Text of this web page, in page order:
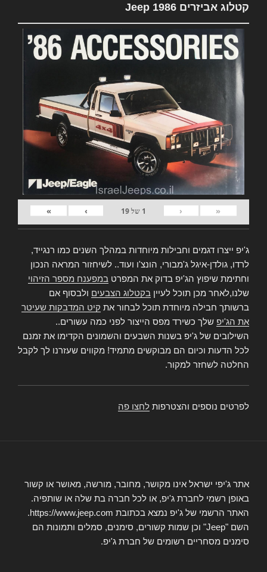
קטלוג אביזרים Jeep 1986
«
‹
1 של19
›
»
ג'יפ ייצרו דגמים וחבילות מיוחדות במהלך השנים כמו רנגייד,
לרדו, גולדן-איגל ג'מבורי, הונצ'ו ועוד.. לשיחזור המראה הנכון
וחתימת שיפוץ הג'יפ בדוק את המפרט במפענח מספר הזיהוי
שלנו,לאחר מכן תוכל לעיין בקטלוג הצבעים ולבסוף אם
ברשותך חבילה מיוחדת תוכל לבחור את קיט המדבקות שעיטר
את הג'יפ שלך כשירד מפס הייצור לפני כמה עשורים..
השילובים של ג'יפ בשנות השבעים והשמונים הקדימו את זמנם
לכל הדעות וכיום הם מבוקשים מתמיד! מקווים שעזרנו לך לקבל
החלטה לשחזר למקור.
לפרטים נוספים והצטרפות לחצו פה
אתר ג'יפי ישראל אינו מקושר, מחובר, מורשה, מאושר או קשור
באופן רשמי לחברת ג'יפ, או לכל חברה בת שלה או שותפיה.
האתר הרשמי של ג'יפ נמצא בכתובת https://www.jeep.com.
השם "Jeep" וכן שמות קשורים, סימנים, סמלים ותמונות הם
סימנים מסחריים רשומים של חברת ג'יפ.